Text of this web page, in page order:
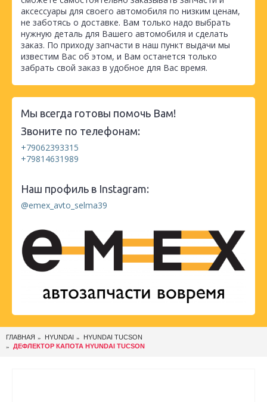
аксессуары для своего автомобиля по низким ценам,
не заботясь о доставке. Вам только надо выбрать
нужную деталь для Вашего автомобиля и сделать
заказ. По приходу запчасти в наш пункт выдачи мы
известим Вас об этом, и Вам останется только
забрать свой заказ в удобное для Вас время.
Мы всегда готовы помочь Вам!
Звоните по телефонам:
+79062393315
+79814631989
Наш профиль в Instagram:
@emex_avto_selma39
ГЛАВНАЯ HYUNDAI
HYUNDAI TUCSON
ДЕФЛЕКТОР КАПОТА HYUNDAI TUCSON